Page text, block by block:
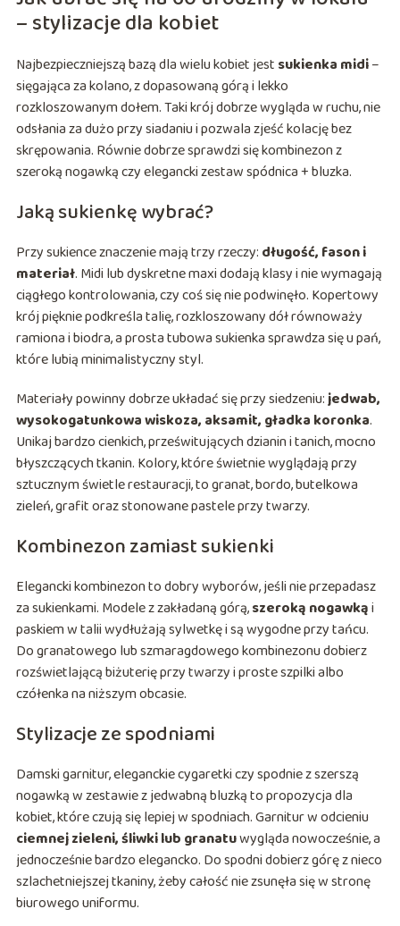
– stylizacje dla kobiet
Najbezpieczniejszą bazą dla wielu kobiet jest sukienka midi–
sięgająca za kolano, z dopasowaną górą i lekko
rozkloszowanym dołem. Taki krój dobrze wygląda w ruchu, nie
odsłania za dużo przy siadaniu i pozwala zjeść kolację bez
skrępowania. Równie dobrze sprawdzi się kombinezon z
szeroką nogawką czy elegancki zestaw spódnica + bluzka.
Jaką sukienkę wybrać?
Przy sukience znaczenie mają trzy rzeczy: długość, fason i
materiał. Midi lub dyskretne maxi dodają klasy i nie wymagają
ciągłego kontrolowania, czy coś się nie podwinęło. Kopertowy
krój pięknie podkreśla talię, rozkloszowany dół równoważy
ramiona i biodra, a prosta tubowa sukienka sprawdza się u pań,
które lubią minimalistyczny styl.
Materiały powinny dobrze układać się przy siedzeniu:jedwab,
wysokogatunkowa wiskoza, aksamit, gładka koronka.
Unikaj bardzo cienkich, prześwitujących dzianin i tanich, mocno
błyszczących tkanin. Kolory, które świetnie wyglądają przy
sztucznym świetle restauracji, to granat, bordo, butelkowa
zieleń, grafit oraz stonowane pastele przy twarzy.
Kombinezon zamiast sukienki
Elegancki kombinezon to dobry wyborów, jeśli nie przepadasz
za sukienkami. Modele z zakładaną górą,szeroką nogawkąi
paskiem w talii wydłużają sylwetkę i są wygodne przy tańcu.
Do granatowego lub szmaragdowego kombinezonu dobierz
rozświetlającą biżuterię przy twarzy i proste szpilki albo
czółenka na niższym obcasie.
Stylizacje ze spodniami
Damski garnitur, eleganckie cygaretki czy spodnie z szerszą
nogawką w zestawie z jedwabną bluzką to propozycja dla
kobiet, które czują się lepiej w spodniach. Garnitur w odcieniu
ciemnej zieleni, śliwki lub granatuwygląda nowocześnie, a
jednocześnie bardzo elegancko. Do spodni dobierz górę z nieco
szlachetniejszej tkaniny, żeby całość nie zsunęła się w stronę
biurowego uniformu.